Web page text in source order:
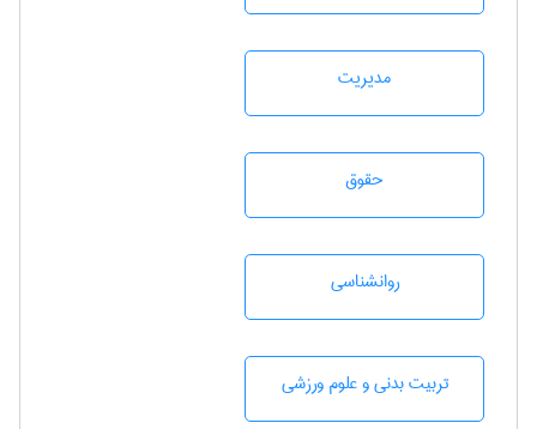
مديريت
حقوق
روانشناسی
تربيت بدنی و علوم ورزشی